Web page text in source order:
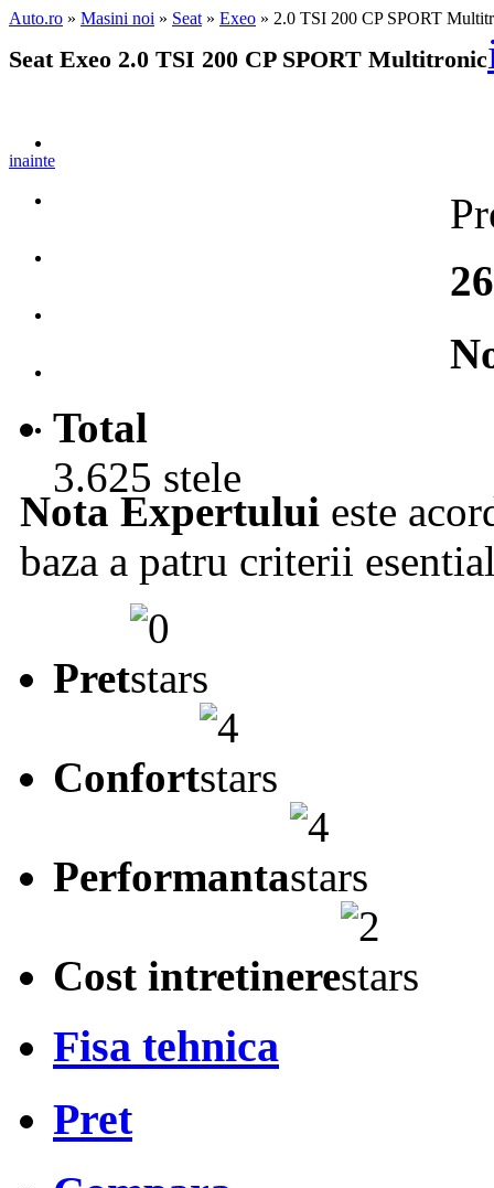
Auto.ro » Masini noi » Seat » Exeo » 2.0 TSI 200 CP SPORT
Seat Exeo 2.0 TSI 200 CP SPORT Multitronic
inainte
Total
3.625 stele
Nota Expertului este
baza a patru criterii
Pret
Confort
Performanta
Cost intretinere
Fisa tehnica
Pret